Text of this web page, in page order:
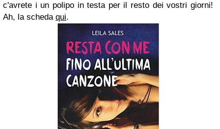
c'avrete i un polipo in testa per il resto dei vostri giorni!
Ah, la scheda qui.